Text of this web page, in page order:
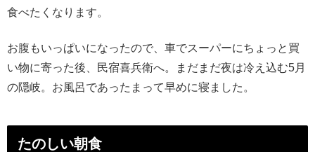
食べたくなります。
お腹もいっぱいになったので、車でスーパーにちょっと買
い物に寄った後、民宿喜兵衛へ。まだまだ夜は冷え込む5月
の隠岐。お風呂であったまって早めに寝ました。
たのしい朝食